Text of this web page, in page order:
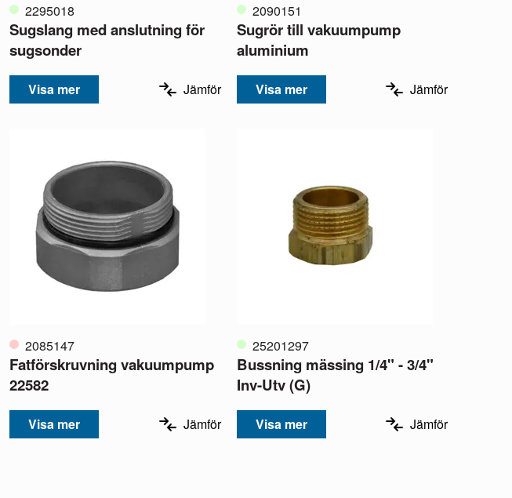
2295018
Sugslang med anslutning för
sugsonder
Visa mer Jämför
2090151
Sugrör till vakuumpump
aluminium
Visa mer Jämför
2085147
Fatförskruvning vakuumpump
22582
Visa mer Jämför
25201297
Bussning mässing 1/4" - 3/4"
Inv-Utv (G)
Visa mer Jämför